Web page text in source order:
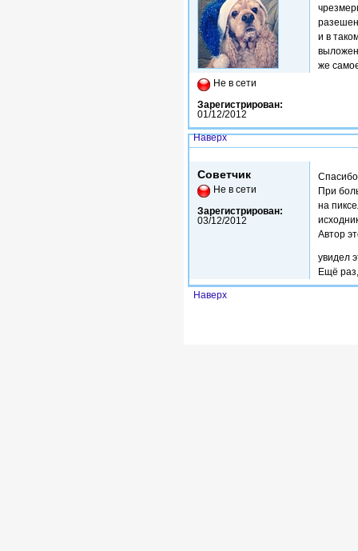
Не в сети
Зарегистрирован:
01/12/2012
и в
же
Наверх
Советчик
Не в сети
Зарегистрирован:
03/12/2012
При
на
Автор
увидел
Ещё
Наверх